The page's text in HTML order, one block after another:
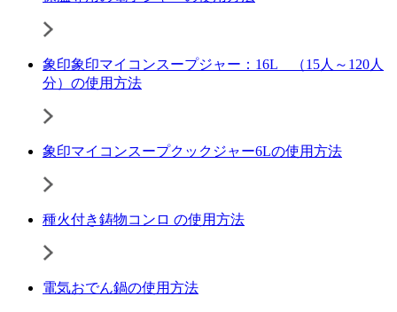
象印象印マイコンスープジャー：16L （15人～120人
分）の使用方法
象印マイコンスープクックジャー6Lの使用方法
種火付き鋳物コンロ の使用方法
電気おでん鍋の使用方法